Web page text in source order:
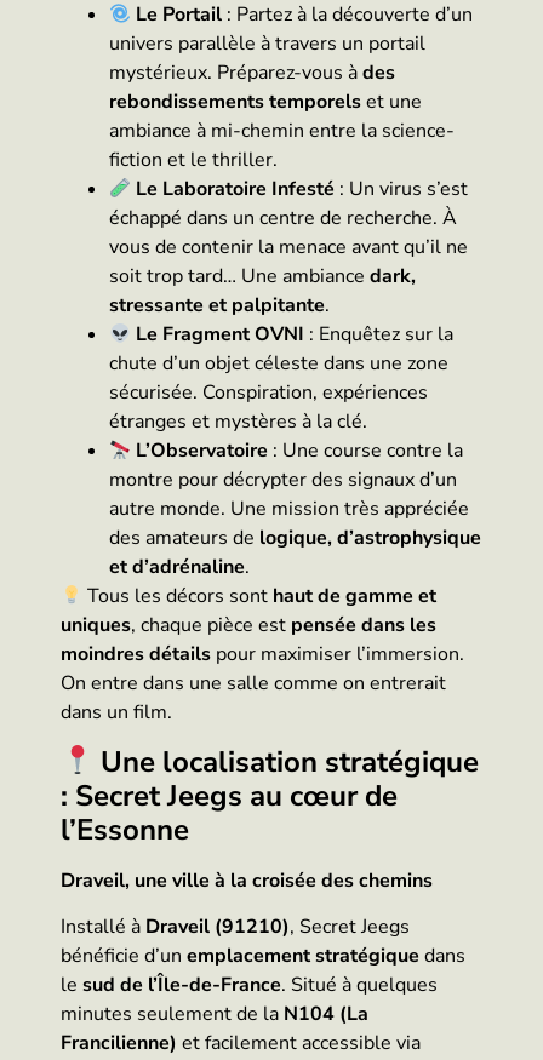
Le Portail : Partez à la découverte d’un
univers parallèle à travers un portail
mystérieux. Préparez-vous àdes
rebondissements temporelset une
ambiance à mi-chemin entre la science-
fiction et le thriller.
Le Laboratoire Infesté : Un virus s’est
échappé dans un centre de recherche. À
vous de contenir la menace avant qu’il ne
soit trop tard… Une ambiance dark,
stressante et palpitante.
Le Fragment OVNI : Enquêtez sur la
chute d’un objet céleste dans une zone
sécurisée. Conspiration, expériences
étranges et mystères à la clé.
L’Observatoire : Une course contre la
montre pour décrypter des signaux d’un
autre monde. Une mission très appréciée
des amateurs de logique, d’astrophysique
et d’adrénaline.
Tous les décors sont haut de gamme et
uniques, chaque pièce est pensée dans les
moindres détails pour maximiser l’immersion.
On entre dans une salle comme on entrerait
dans un film.
Une localisation stratégique
: Secret Jeegs au cœur de
l’Essonne
Draveil, une ville à la croisée des chemins
Installé à Draveil (91210), Secret Jeegs
bénéficie d’un emplacement stratégique dans
le sud de l’Île-de-France. Situé à quelques
minutes seulement de la N104 (La
Francilienne) et facilement accessible via